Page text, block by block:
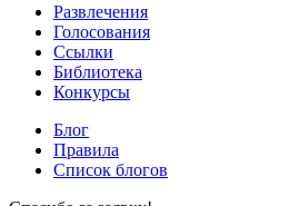
Развлечения
Голосования
Ссылки
Библиотека
Конкурсы
Блог
Правила
Список блогов